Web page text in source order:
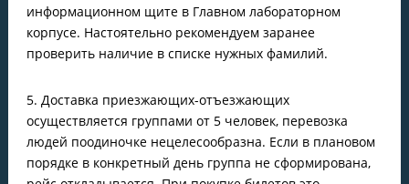
информационном щите в Главном лабораторном
корпусе. Настоятельно рекомендуем заранее
проверить наличие в списке нужных фамилий.
5. Доставка приезжающих-отъезжающих
осуществляется группами от 5 человек, перевозка
людей поодиночке нецелесообразна. Если в плановом
порядке в конкретный день группа не сформирована,